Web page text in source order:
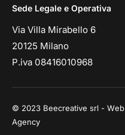
Sede Legale e Operativa
Via Villa Mirabello 6
20125 Milano
P.iva 08416010968
© 2023 Beecreative srl - Web
Agency